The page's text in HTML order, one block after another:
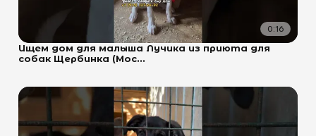
0:16
Ищем дом для малыша Лучика из приюта для
собак Щербинка (Мос...